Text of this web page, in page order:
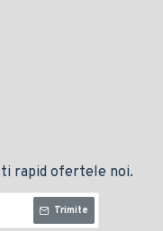
rapid ofertele noi.
Trimite